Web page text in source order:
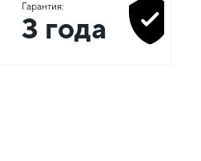
Гарантия:
3 года